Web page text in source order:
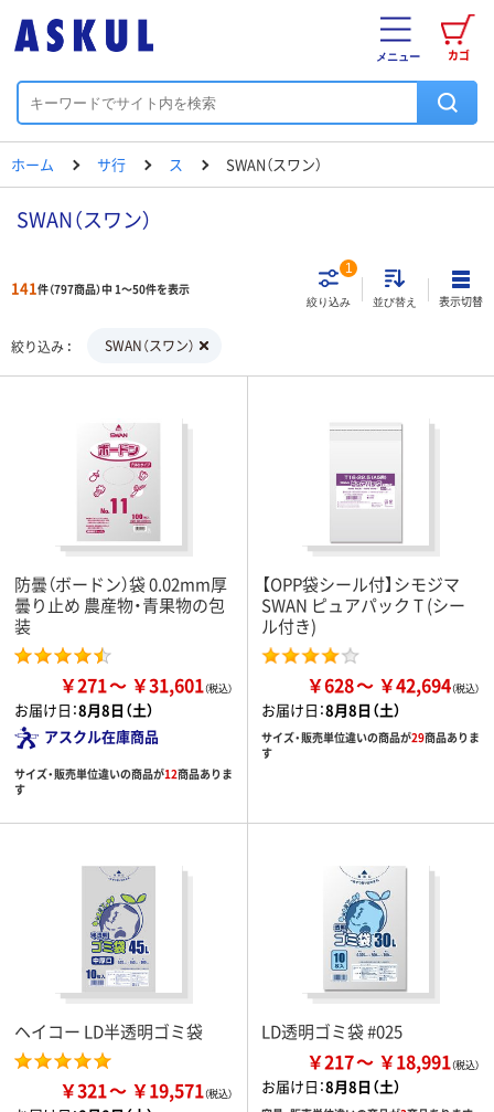
カゴ
メニュー
ホーム サ行 ス SWAN（スワン）
SWAN（スワン）
141件（797商品）中 1～50件を表示
絞り込み
1
並び替え 表示切替
絞り込み SWAN（スワン）
防曇（ボードン）袋 0.02mm厚
曇り止め 農産物・青果物の包
装
￥271 ￥31,601
お届け日：8月8日（土）
アスクル在庫商品
サイズ・販売単位違いの商品が12商品ありま
す
【OPP袋シール付】シモジマ
SWAN ピュアパック T (シー
ル付き)
￥628 ￥42,694
お届け日：8月8日（土）
サイズ・販売単位違いの商品が29商品ありま
す
ヘイコー LD半透明ゴミ袋
￥321 ￥19,571
LD透明ゴミ袋 #025
￥217 ￥18,991
お届け日：8月8日（土）